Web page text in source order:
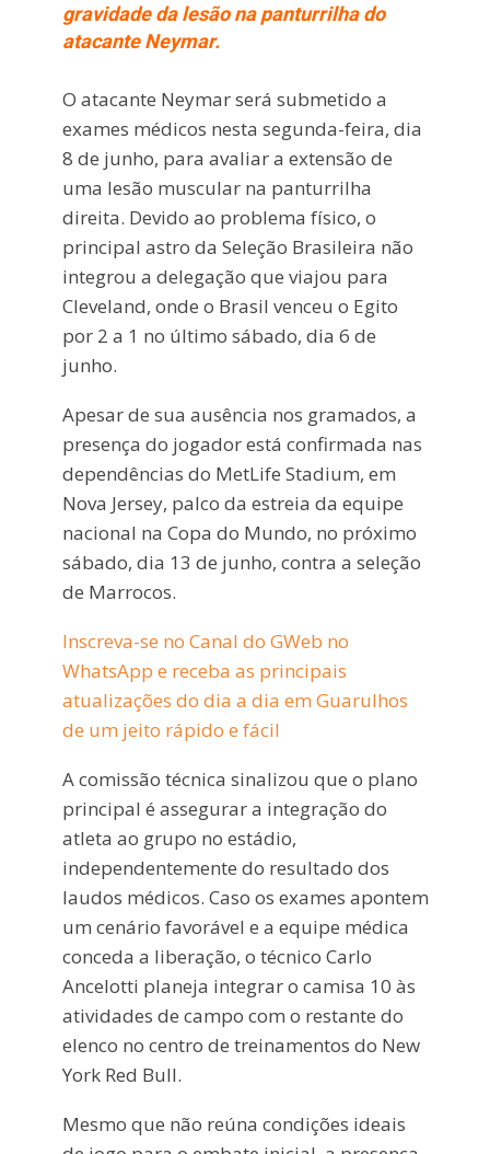
gravidade da lesão na panturrilha do
atacante Neymar.
O atacante Neymar será submetido a
exames médicos nesta segunda-feira, dia
8 de junho, para avaliar a extensão de
uma lesão muscular na panturrilha
direita. Devido ao problema físico, o
principal astro da Seleção Brasileira não
integrou a delegação que viajou para
Cleveland, onde o Brasil venceu o Egito
por 2 a 1 no último sábado, dia 6 de
junho.
Apesar de sua ausência nos gramados, a
presença do jogador está confirmada nas
dependências do MetLife Stadium, em
Nova Jersey, palco da estreia da equipe
nacional na Copa do Mundo, no próximo
sábado, dia 13 de junho, contra a seleção
de Marrocos.
Inscreva-se no Canal do GWeb no
WhatsApp e receba as principais
atualizações do dia a dia em Guarulhos
de um jeito rápido e fácil
A comissão técnica sinalizou que o plano
principal é assegurar a integração do
atleta ao grupo no estádio,
independentemente do resultado dos
laudos médicos. Caso os exames apontem
um cenário favorável e a equipe médica
conceda a liberação, o técnico Carlo
Ancelotti planeja integrar o camisa 10 às
atividades de campo com o restante do
elenco no centro de treinamentos do New
York Red Bull.
Mesmo que não reúna condições ideais